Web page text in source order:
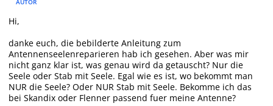
AUTOR
Hi,
danke euch, die bebilderte Anleitung zum
Antennenseelenreparieren hab ich gesehen. Aber was mir
nicht ganz klar ist, was genau wird da getauscht? Nur die
Seele oder Stab mit Seele. Egal wie es ist, wo bekommt man
NUR die Seele? Oder NUR Stab mit Seele. Bekomme ich das
bei Skandix oder Flenner passend fuer meine Antenne?